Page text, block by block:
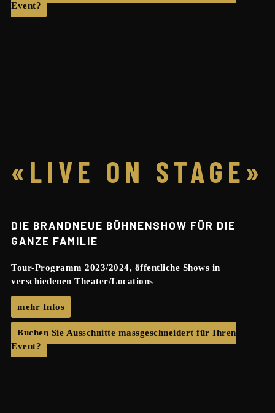
Event?
«LIVE ON STAGE»
DIE BRANDNEUE BÜHNENSHOW FÜR DIE
GANZE FAMILIE
Tour-Programm 2023/2024, öffentliche Shows in
verschiedenen Theater/Locations
mehr Infos
Buchen Sie Ausschnitte massgeschneidert für Ihren
Event?